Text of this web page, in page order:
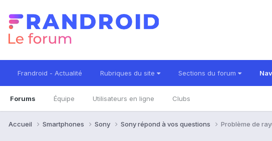
Frandroid - Actualité Rubriques du site Sections du forum
Forums Équipe Utilisateurs en ligne Clubs
Accueil Smartphones Sony Sony répond à vos questions Problème de